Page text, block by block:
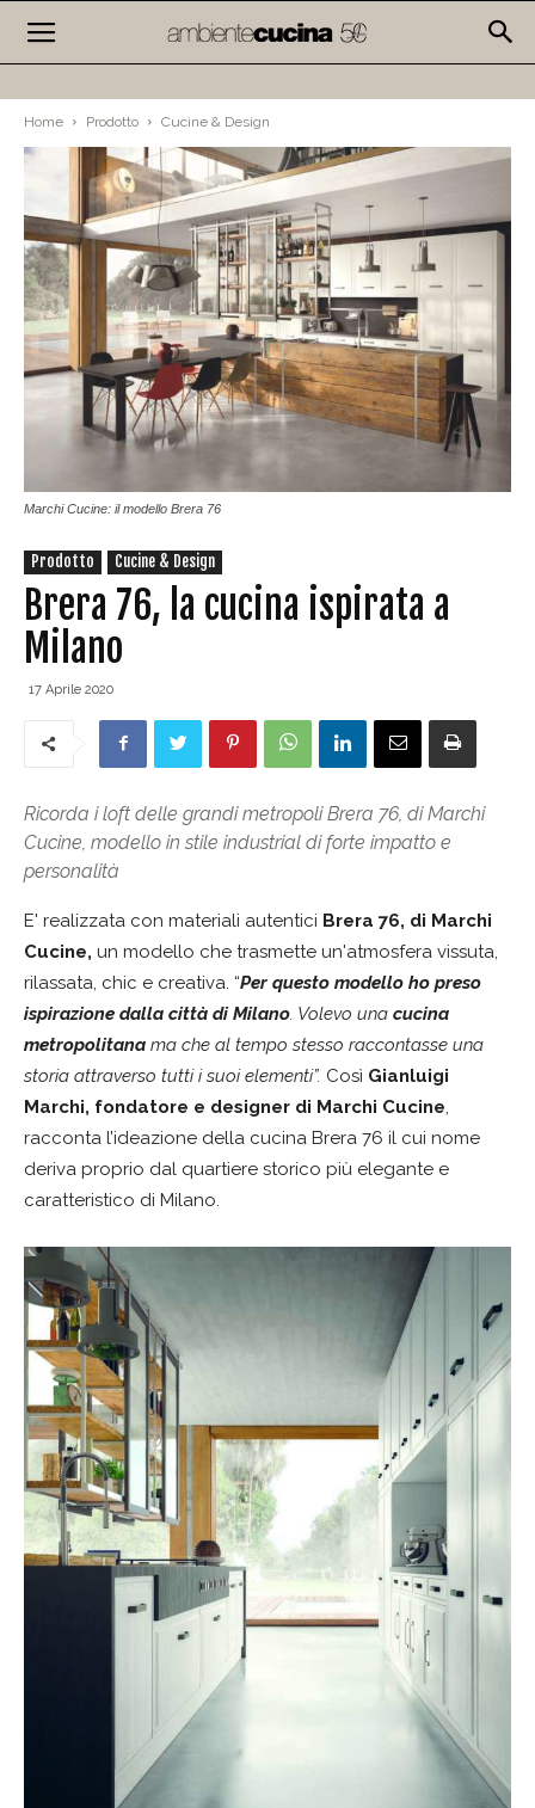
Home Prodotto Cucine & Design
Marchi Cucine: il modello Brera 76
Prodotto Cucine & Design
Brera 76, la cucina ispirata a
Milano
17 Aprile 2020
Ricorda i loft delle grandi metropoli Brera 76, di Marchi
Cucine, modello in stile industrial di forte impatto e
personalità
E' realizzata con materiali autentici Brera 76, di Marchi
Cucine, un modello che trasmette un'atmosfera vissuta,
rilassata, chic e creativa. “Per questo modello ho preso
ispirazione dalla città di Milano. Volevo una cucina
metropolitana ma che al tempo stesso raccontasse una
storia attraverso tutti i suoi elementi”. Così Gianluigi
Marchi, fondatore e designer di Marchi Cucine,
racconta l’ideazione della cucina Brera 76 il cui nome
deriva proprio dal quartiere storico più elegante e
caratteristico di Milano.